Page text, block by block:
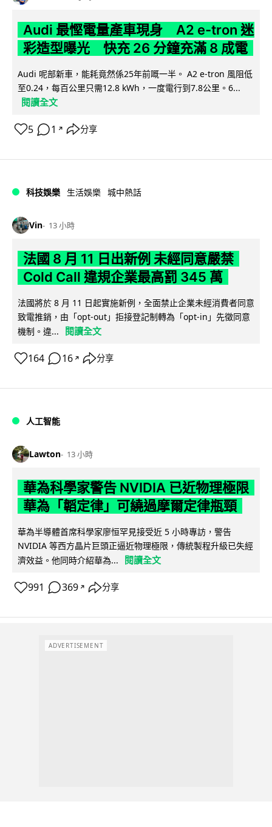
Audi 最慳電量產車現身 A2 e-tron 迷
彩造型曝光 快充 26 分鐘充滿 8 成電
Audi 呢部新車，能耗竟然係25年前嘅一半。 A2 e-tron 風阻低
至0.24，每百公里只需12.8 kWh，一度電行到7.8公里。6...
閱讀全文
5 1 ↗ 分享
科技娛樂 生活娛樂 城中熱話
Vin 13 小時
法國 8 月 11 日出新例 未經同意嚴禁
Cold Call 違規企業最高罰 345 萬
法國將於 8 月 11 日起實施新例，全面禁止企業未經消費者同意
致電推銷，由「opt-out」拒接登記制轉為「opt-in」先徵同意
機制。違...
閱讀全文
164 16 ↗ 分享
人工智能
Lawton 13 小時
華為科學家警告 NVIDIA 已近物理極限
華為「韜定律」可繞過摩爾定律瓶頸
華為半導體首席科學家廖恒罕見接受近 5 小時專訪，警告
NVIDIA 等西方晶片巨頭正逼近物理極限，傳統製程升級已失經
濟效益。他同時介紹華為...
閱讀全文
991 369 ↗ 分享
ADVERTISEMENT